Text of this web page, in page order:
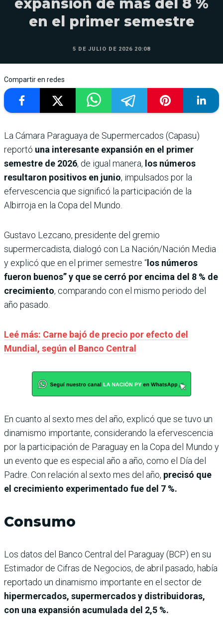
expansión de más del 8 %
en el primer semestre
5 DE JULIO DE 2026 20:08
Compartir en redes
La Cámara Paraguaya de Supermercados (Capasu)
reportó una interesante expansión en el primer
semestre de 2026, de igual manera, los números
resultaron positivos en junio, impulsados por la
efervescencia que significó la participación de la
Albirroja en la Copa del Mundo.
Gustavo Lezcano, presidente del gremio
supermercadista, dialogó con La Nación/Nación Media
y explicó que en el primer semestre “ los números
fueron buenos” y que se cerró por encima del 8 % de
crecimiento, comparando con el mismo periodo del
año pasado.
Leé más: Carne bajó de precio por efecto del
Mundial, según el Banco Central
En cuanto al sexto mes del año, explicó que se tuvo un
dinamismo importante, considerando la efervescencia
por la participación de Paraguay en la Copa del Mundo y
un evento que es especial año a año, como el Día del
Padre. Con relación al sexto mes del año, precisó que
el crecimiento experimentado fue del 7 %.
Consumo
Los datos del Banco Central del Paraguay (BCP) en su
Estimador de Cifras de Negocios, de abril pasado, había
reportado un dinamismo importante en el sector de
hipermercados, supermercados y distribuidoras,
con una expansión acumulada del 2,5 %.